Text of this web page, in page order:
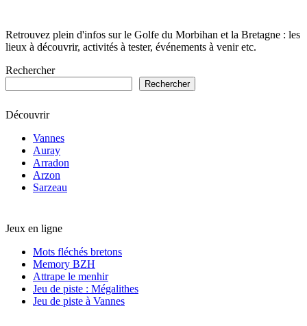
Retrouvez plein d'infos sur le Golfe du Morbihan et la Bretagne : les
lieux à découvrir, activités à tester, événements à venir etc.
Rechercher
Rechercher
Découvrir
Vannes
Auray
Arradon
Arzon
Sarzeau
Jeux en ligne
Mots fléchés bretons
Memory BZH
Attrape le menhir
Jeu de piste : Mégalithes
Jeu de piste à Vannes